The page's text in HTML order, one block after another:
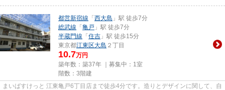
都営新宿線 「 西大島 」駅 徒歩7分
総武線 「 亀戸 」駅 徒歩7分
半蔵門線 「 住吉 」駅 徒歩15分
東京都江東区大島 ２丁目
10.7万円
築年数：築37年 ｜募集中： 1室
階数：3階建
まいばすけっと 江東亀戸6丁目店まで徒歩4分です。造りとデザインに関して、自